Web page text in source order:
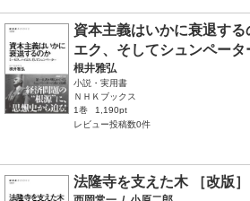
資本主義はいかに衰退す
エク、そしてシュンペータ
根井雅弘
小説・実用書
ＮＨＫブックス
1巻
1,190pt
レビュー投稿数0件
法隆寺を支えた木 ［改版］